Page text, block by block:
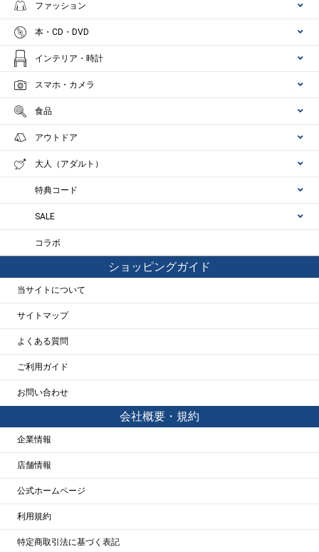
ファッション
本・CD・DVD
インテリア・時計
スマホ・カメラ
食品
アウトドア
大人（アダルト）
特典コード
SALE
コラボ
ショッピングガイド
当サイトについて
サイトマップ
よくある質問
ご利用ガイド
お問い合わせ
会社概要・規約
企業情報
店舗情報
公式ホームページ
利用規約
特定商取引法に基づく表記